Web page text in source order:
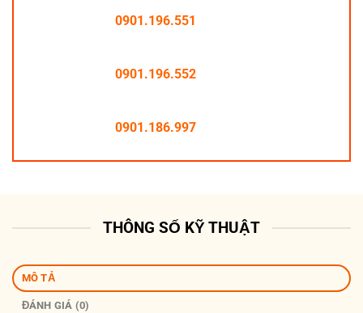
0901.196.551
0901.196.552
0901.186.997
THÔNG SỐ KỸ THUẬT
MÔ TẢ
ĐÁNH GIÁ (0)